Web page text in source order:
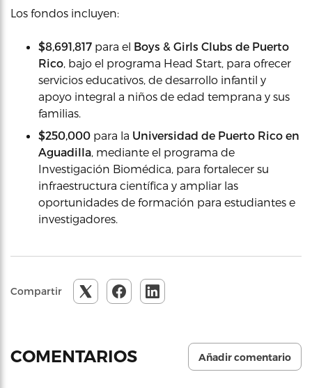
Los fondos incluyen:
$8,691,817 para el Boys & Girls Clubs de Puerto
Rico , bajo el programa Head Start, para ofrecer
servicios educativos, de desarrollo infantil y
apoyo integral a niños de edad temprana y sus
familias.
$250,000 para la Universidad de Puerto Rico en
Aguadilla , mediante el programa de
Investigación Biomédica, para fortalecer su
infraestructura científica y ampliar las
oportunidades de formación para estudiantes e
investigadores.
Compartir
COMENTARIOS Añadir comentario